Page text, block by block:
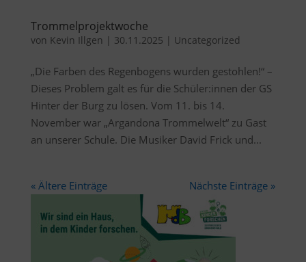
Trommelprojektwoche
von Kevin Illgen | 30.11.2025 | Uncategorized
„Die Farben des Regenbogens wurden gestohlen!“ –
Dieses Problem galt es für die Schüler:innen der GS
Hinter der Burg zu lösen. Vom 11. bis 14.
November war „Argandona Trommelwelt“ zu Gast
an unserer Schule. Die Musiker David Frick und...
« Ältere Einträge Nächste Einträge »